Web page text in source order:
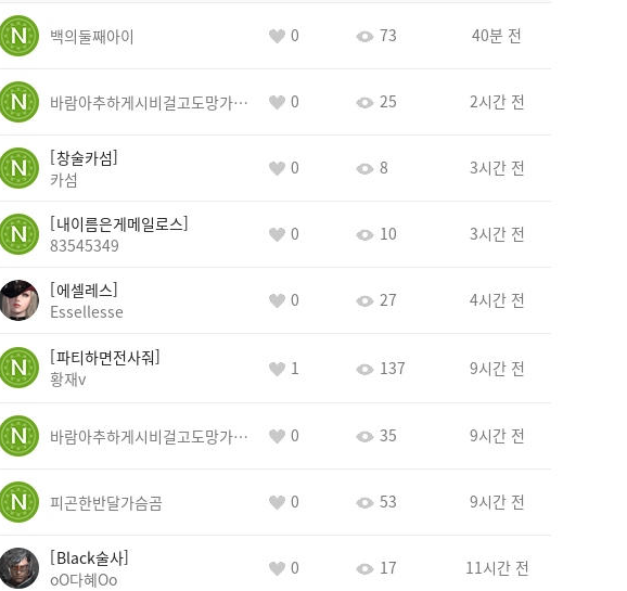
백의둘째아이 0 73 40분 전
바람아추하게시비걸고도망가냐당당하게글써 0 25 2시간 전
창술카섬
카섬
0 8 3시간 전
내이름은게메일로스
83545349
0 10 3시간 전
에셀레스
Essellesse
0 27 4시간 전
파티하면전사줘
황재v
1 137 9시간 전
바람아추하게시비걸고도망가냐당당하게글써 0 35 9시간 전
피곤한반달가슴곰 0 53 9시간 전
Black술사
oO다혜Oo
0 17 11시간 전